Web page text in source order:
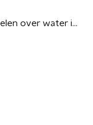
1600 kilometer wandelen over water in een hamsterwiel